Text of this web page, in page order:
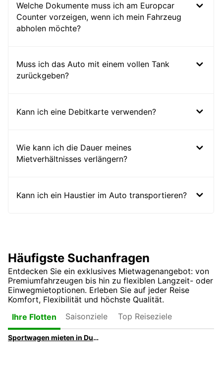
Welche Dokumente muss ich am Europcar
Counter vorzeigen, wenn ich mein Fahrzeug
abholen möchte?
Muss ich das Auto mit einem vollen Tank
zurückgeben?
Kann ich eine Debitkarte verwenden?
Wie kann ich die Dauer meines
Mietverhältnisses verlängern?
Kann ich ein Haustier im Auto transportieren?
Häufigste Suchanfragen
Entdecken Sie ein exklusives Mietwagenangebot: von
Premiumfahrzeugen bis hin zu flexiblen Langzeit- oder
Einwegmietoptionen. Erleben Sie auf jeder Reise
Komfort, Flexibilität und höchste Qualität.
Ihre Flotten
Saisonziele Top Reiseziele
Sportwagen mieten in Dubai | Europcar